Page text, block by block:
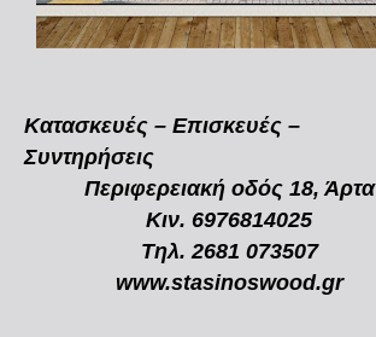
Κατασκευές – Επισκευές –
Συντηρήσεις
Περιφερειακή οδός 18, Άρτα
Κιν. 6976814025
Τηλ. 2681 073507
www.stasinoswood.gr